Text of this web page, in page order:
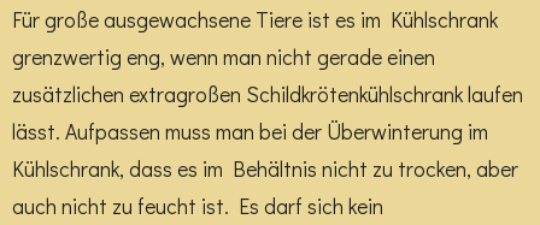
Für große ausgewachsene Tiere ist es im Kühlschrank
grenzwertig eng, wenn man nicht gerade einen
zusätzlichen extragroßen Schildkrötenkühlschrank laufen
lässt. Aufpassen muss man bei der Überwinterung im
Kühlschrank, dass es im Behältnis nicht zu trocken, aber
auch nicht zu feucht ist. Es darf sich kein